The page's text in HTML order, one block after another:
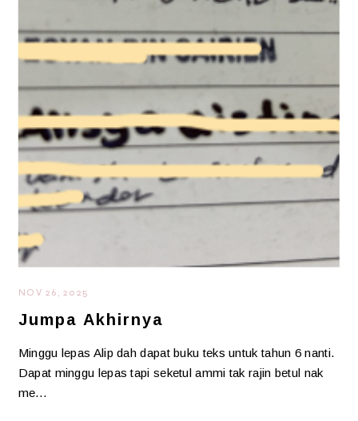
NOV 26, 2025
Jumpa Akhirnya
Minggu lepas Alip dah dapat buku teks untuk tahun 6 nanti.
Dapat minggu lepas tapi seketul ammi tak rajin betul nak
me…